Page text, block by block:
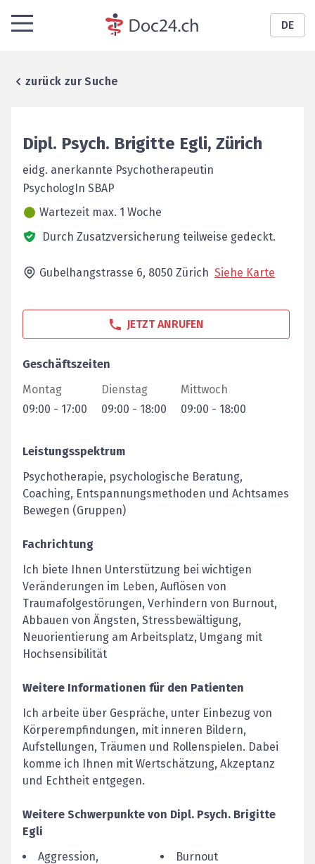
DE
zurück zur Suche
Dipl. Psych. Brigitte Egli, Zürich
eidg. anerkannte Psychotherapeutin
PsychologIn SBAP
Wartezeit max. 1 Woche
Durch Zusatzversicherung teilweise gedeckt.
Gubelhangstrasse 6, 8050 Zürich Siehe Karte
JETZT ANRUFEN
Geschäftszeiten
Montag
09:00 - 17:00
Dienstag
09:00 - 18:00
Mittwoch
09:00 - 18:00
Leistungsspektrum
Psychotherapie, psychologische Beratung,
Coaching, Entspannungsmethoden und Achtsames
Bewegen (Gruppen)
Fachrichtung
Ich biete Ihnen Unterstützung bei wichtigen
Veränderungen im Leben, Auflösen von
Traumafolgestörungen, Verhindern von Burnout,
Abbauen von Ängsten, Stressbewältigung,
Neuorientierung am Arbeitsplatz, Umgang mit
Hochsensibilität
Weitere Informationen für den Patienten
Ich arbeite über Gespräche, unter Einbezug von
Körperempfindungen, mit inneren Bildern,
Aufstellungen, Träumen und Rollenspielen. Dabei
komme ich Ihnen mit Wertschätzung, Akzeptanz
und Echtheit entgegen.
Weitere Schwerpunkte von Dipl. Psych. Brigitte
Egli
Aggression,
Burnout